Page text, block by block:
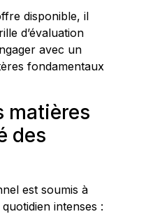
disponible, il
d’évaluation
avec un
fondamentaux
matières
des
est soumis à
intenses :